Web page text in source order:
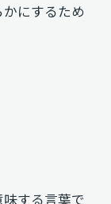
にするため
する言葉で